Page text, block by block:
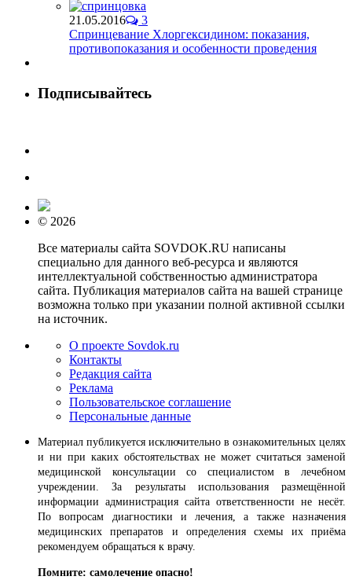
21.05.2016
3
Спринцевание Хлоргексидином: показания,
противопоказания и особенности проведения
Подписывайтесь
© 2026
Все материалы сайта SOVDOK.RU написаны
специально для данного веб-ресурса и являются
интеллектуальной собственностью администратора
сайта. Публикация материалов сайта на вашей странице
возможна только при указании полной активной ссылки
на источник.
О проекте Sovdok.ru
Контакты
Редакция сайта
Реклама
Пользовательское соглашение
Персональные данные
Материал публикуется исключительно в ознакомительных целях
и ни при каких обстоятельствах не может считаться заменой
медицинской консультации со специалистом в лечебном
учреждении. За результаты использования размещённой
информации администрация сайта ответственности не несёт.
По вопросам диагностики и лечения, а также назначения
медицинских препаратов и определения схемы их приёма
рекомендуем обращаться к врачу.
Помните: самолечение опасно!